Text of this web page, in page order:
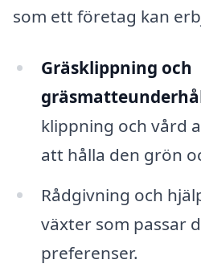
som ett företag kan
Gräsklippning och
klippning och vård
att hålla den grön
Rådgivning och
växter som passar
preferenser.